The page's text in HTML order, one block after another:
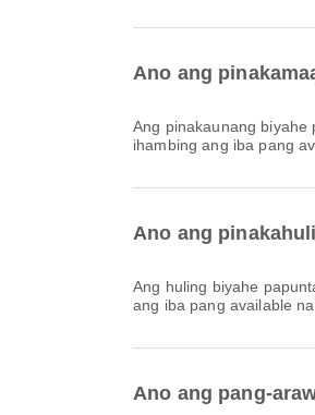
Ano ang
Ang pinakaunang biyahe papuntang London gamit ang Ethiopian Airlines na may flight code ET700 ay umaalis sa 01:05. Maaari mong tingnan ang iskedyul na ito at
ihambing ang iba pang
Ano ang
Ang huling biyahe papuntang Kuwait gamit ang Ethiopian Airlines na may flight code ET620 ay umaalis sa 21:55. Maaari mong tingnan ang iskedyul na ito at ihambing
ang iba pang available
Ano ang pang-